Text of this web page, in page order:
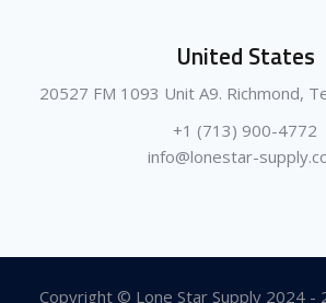
United States
20527 FM 1093 Unit A9. Richmond,
+1 (713) 900-4772
info@lonestar-
Copyright © Lone Star Supply 2024